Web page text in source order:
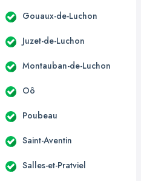
Gouaux-de-Luchon
Juzet-de-Luchon
Montauban-de-Luchon
Oô
Poubeau
Saint-Aventin
Salles-et-Pratviel